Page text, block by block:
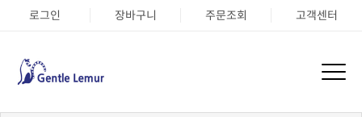
로그인 장바구니 주문조회 고객센터